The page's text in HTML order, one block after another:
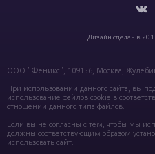
Дизайн сделан в
ООО "Феникс", 109156, Москва,
При использовании данного сайта, вы
использование файлов cookie в
отношении данного типа файлов.
Если вы не согласны с тем, чтобы мы
должны соответствующим образом
использовать сайт.